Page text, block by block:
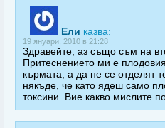
Ели казва:
19 януари, 2010 в 21:28
Здравейте, аз също съм на
Притеснението ми е
кърмата, а да не се отделят
някъде, че като ядеш само
токсини. Вие какво мислите